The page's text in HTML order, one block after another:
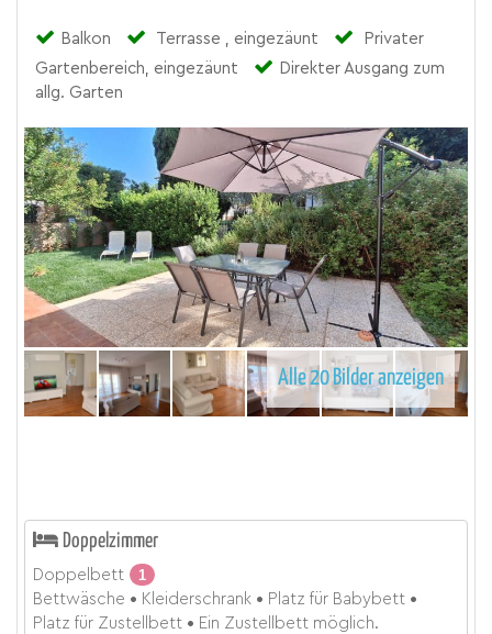
Balkon Terrasse , eingezäunt
Privater
Gartenbereich, eingezäunt
Direkter Ausgang zum
allg. Garten
Alle 20 Bilder anzeigen
Doppelzimmer
Doppelbett
1
Bettwäsche
Kleiderschrank
Platz für Babybett
Platz für Zustellbett
Ein Zustellbett möglich.